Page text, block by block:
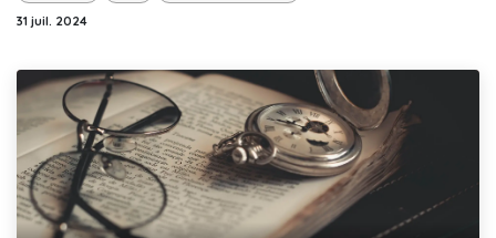
31 juil. 2024